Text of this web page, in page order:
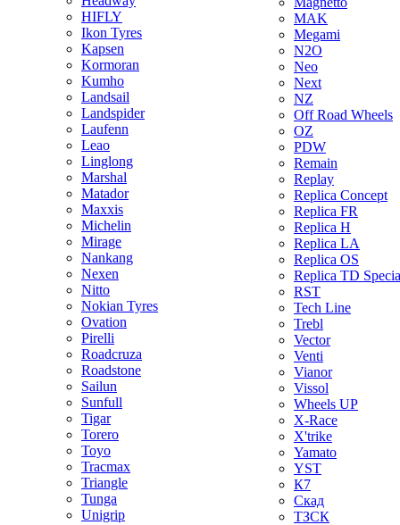
HIFLY
Ikon Tyres
Kapsen
Kormoran
Kumho
Landsail
Landspider
Laufenn
Leao
Linglong
Marshal
Matador
Maxxis
Michelin
Mirage
Nankang
Nexen
Nitto
Nokian Tyres
Ovation
Pirelli
Roadcruza
Roadstone
Sailun
Sunfull
Tigar
Torero
Toyo
Tracmax
Triangle
Tunga
Unigrip
MAK
Megami
N2O
Neo
Next
NZ
Off Road Wheels
OZ
PDW
Remain
Replay
Replica Concept
Replica FR
Replica H
Replica LA
Replica OS
Replica TD
RST
Tech Line
Trebl
Vector
Venti
Vianor
Vissol
Wheels UP
X-Race
X'trike
Yamato
YST
К7
Скад
ТЗСК